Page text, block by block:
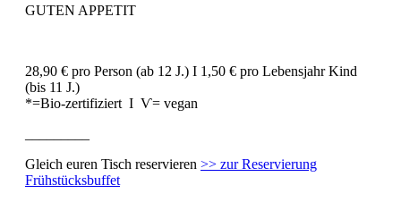
GUTEN APPETIT
28,90 € pro Person (ab 12 J.) I 1,50 € pro Lebensjahr Kind
(bis 11 J.)
*=Bio-zertifiziert I Ѵ= vegan
Gleich euren Tisch reservieren >> zur Reservierung
Frühstücksbuffet